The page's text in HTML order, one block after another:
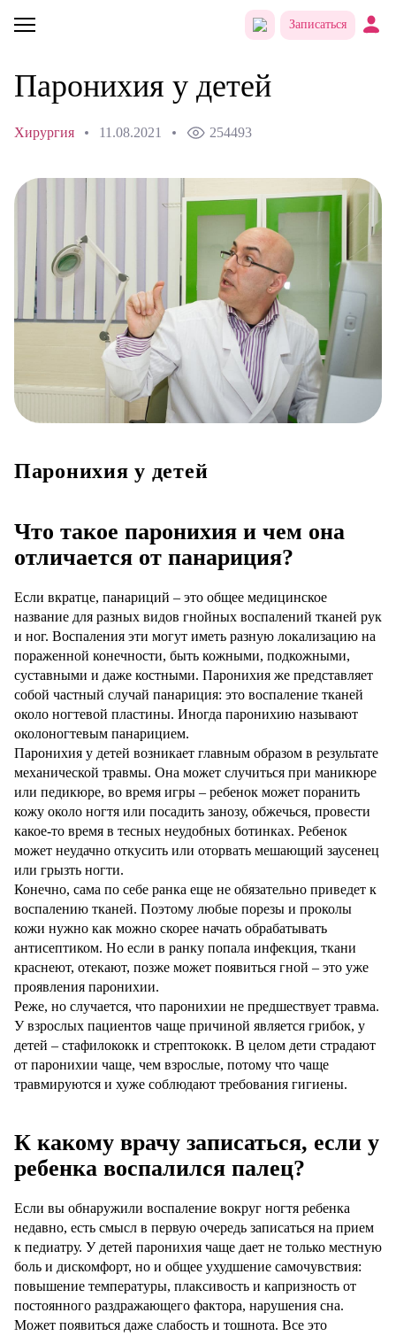
Записаться
Паронихия у детей
Хирургия 11.08.2021 254493
Паронихия у детей
Что такое паронихия и чем она
отличается от панариция?
Если вкратце, панариций – это общее медицинское
название для разных видов гнойных воспалений тканей рук
и ног. Воспаления эти могут иметь разную локализацию на
пораженной конечности, быть кожными, подкожными,
суставными и даже костными. Паронихия же представляет
собой частный случай панариция: это воспаление тканей
около ногтевой пластины. Иногда паронихию называют
околоногтевым панарицием.
Паронихия у детей возникает главным образом в результате
механической травмы. Она может случиться при маникюре
или педикюре, во время игры – ребенок может поранить
кожу около ногтя или посадить занозу, обжечься, провести
какое-то время в тесных неудобных ботинках. Ребенок
может неудачно откусить или оторвать мешающий заусенец
или грызть ногти.
Конечно, сама по себе ранка еще не обязательно приведет к
воспалению тканей. Поэтому любые порезы и проколы
кожи нужно как можно скорее начать обрабатывать
антисептиком. Но если в ранку попала инфекция, ткани
краснеют, отекают, позже может появиться гной – это уже
проявления паронихии.
Реже, но случается, что паронихии не предшествует травма.
У взрослых пациентов чаще причиной является грибок, у
детей – стафилококк и стрептококк. В целом дети страдают
от паронихии чаще, чем взрослые, потому что чаще
травмируются и хуже соблюдают требования гигиены.
К какому врачу записаться, если у
ребенка воспалился палец?
Если вы обнаружили воспаление вокруг ногтя ребенка
недавно, есть смысл в первую очередь записаться на прием
к педиатру. У детей паронихия чаще дает не только местную
боль и дискомфорт, но и общее ухудшение самочувствия:
повышение температуры, плаксивость и капризность от
постоянного раздражающего фактора, нарушения сна.
Может появиться даже слабость и тошнота. Все это